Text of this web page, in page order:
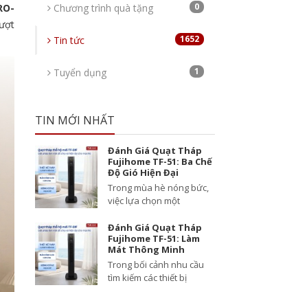
Chương trình quà tặng 0
Tin tức 1652
Tuyển dụng 1
TIN MỚI NHẤT
Đánh Giá Quạt Tháp
Fujihome TF-51: Ba Chế
Độ Gió Hiện Đại
Trong mùa hè nóng bức,
việc lựa chọn một
Đánh Giá Quạt Tháp
Fujihome TF-51: Làm
Mát Thông Minh
Trong bối cảnh nhu cầu
tìm kiếm các thiết bị